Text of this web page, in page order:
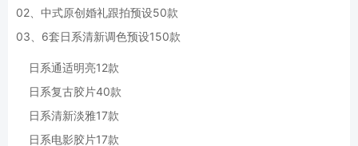
02、中式原创婚礼跟拍预设50款
03、6套日系清新调色预设150款
日系通适明亮12款
日系复古胶片40款
日系清新淡雅17款
日系电影胶片17款